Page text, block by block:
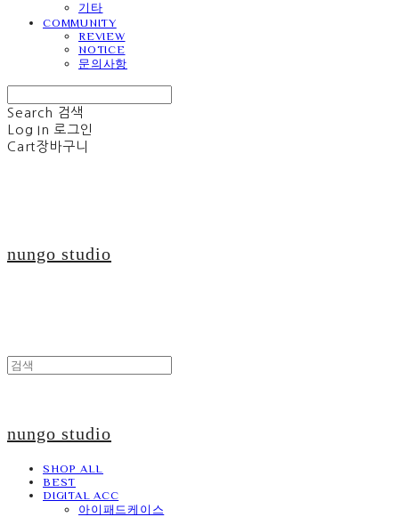
기타
COMMUNITY
REVIEW
NOTICE
문의사항
Search 검색
Log In 로그인
Cart장바구니
nungo studio
nungo studio
SHOP ALL
BEST
DIGITAL ACC
아이패드케이스